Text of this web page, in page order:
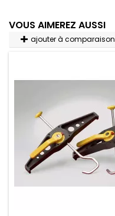
VOUS AIMEREZ AUSSI
ajouter à comparaison